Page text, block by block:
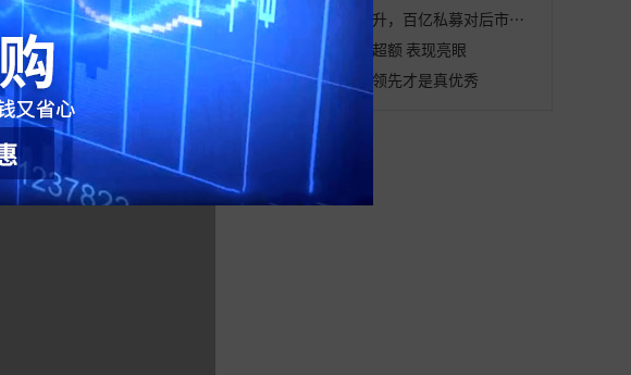
股票私募仓位回升，百亿私募对后市表示乐观
量化私募跑出正超额 表现亮眼
短中长期收益均领先才是真优秀